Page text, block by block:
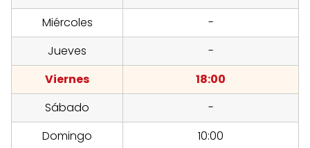
Miércoles
-
Jueves
-
Viernes
18:00
Sábado
-
Domingo
10:00